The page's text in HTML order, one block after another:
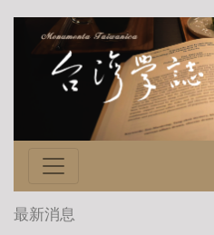
最新消息